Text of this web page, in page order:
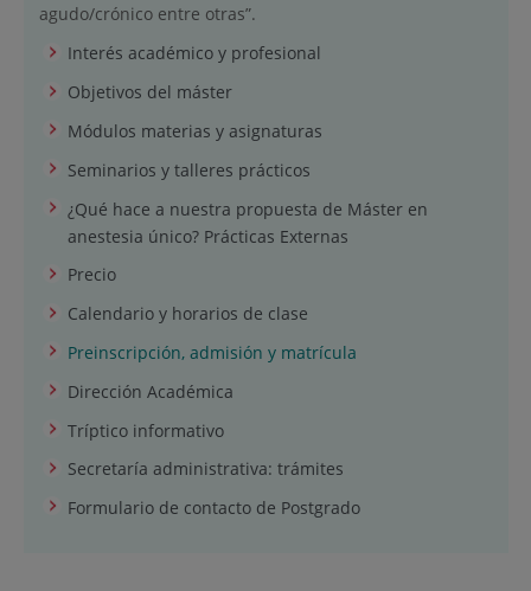
agudo/crónico entre otras”.
Interés académico y profesional
Objetivos del máster
Módulos materias y asignaturas
Seminarios y talleres prácticos
¿Qué hace a nuestra propuesta de Máster en
anestesia único? Prácticas Externas
Precio
Calendario y horarios de clase
Preinscripción, admisión y matrícula
Dirección Académica
Tríptico informativo
Secretaría administrativa: trámites
Formulario de contacto de Postgrado